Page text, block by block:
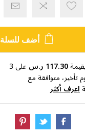
أضف للسلة
117.30 ر.س على3
متوافقة مع
اعرف أكثر